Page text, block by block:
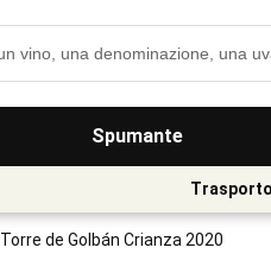
Spumante
Torre de Golbán Crianza 2020